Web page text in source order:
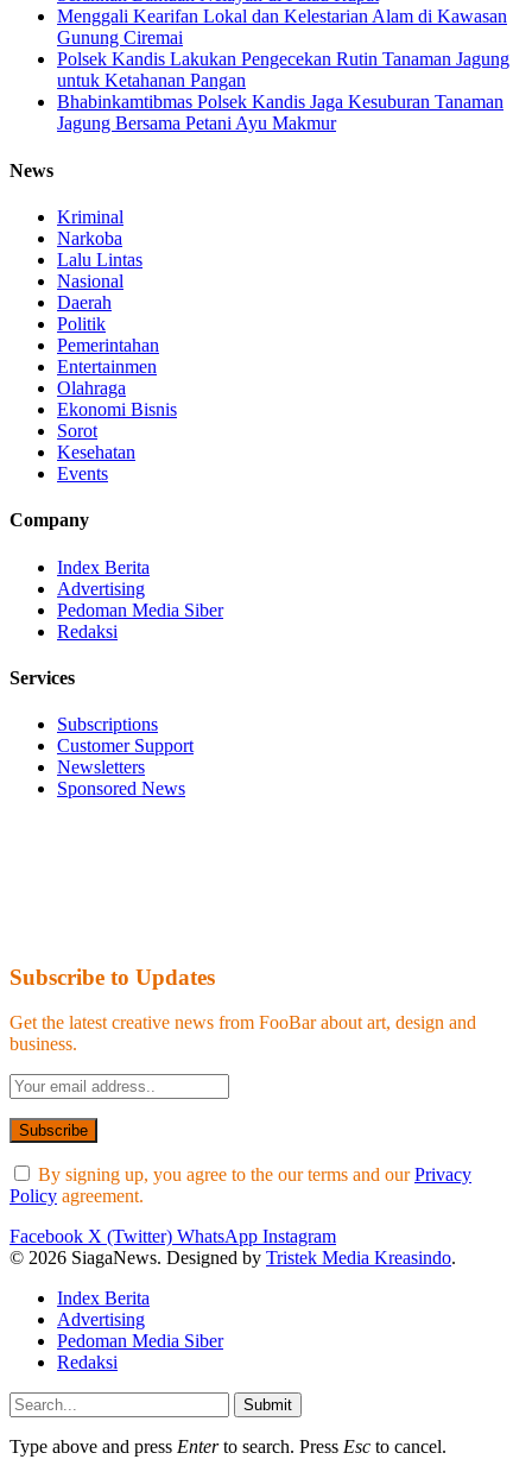
Menggali Kearifan Lokal dan Kelestarian Alam di Kawasan
Gunung Ciremai
Polsek Kandis Lakukan Pengecekan Rutin Tanaman Jagung
untuk Ketahanan Pangan
Bhabinkamtibmas Polsek Kandis Jaga Kesuburan Tanaman
Jagung Bersama Petani Ayu Makmur
News
Kriminal
Narkoba
Lalu Lintas
Nasional
Daerah
Politik
Pemerintahan
Entertainmen
Olahraga
Ekonomi Bisnis
Sorot
Kesehatan
Events
Company
Index Berita
Advertising
Pedoman Media Siber
Redaksi
Services
Subscriptions
Customer Support
Newsletters
Sponsored News
Subscribe to Updates
Get the latest creative news from FooBar about art, design and
business.
By signing up, you agree to the our terms and ourPrivacy
Policy agreement.
Facebook X (Twitter) WhatsApp Instagram
© 2026 SiagaNews. Designed by Tristek Media Kreasindo.
Index Berita
Advertising
Pedoman Media Siber
Redaksi
Submit
Type above and press Enterto search. Press Esc to cancel.